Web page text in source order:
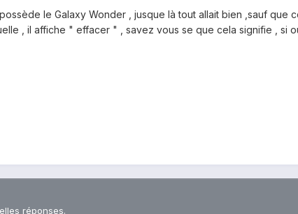
le Galaxy Wonder , jusque là tout allait bien ,sauf que
, il affiche " effacer " , savez vous se que cela signifie , si
réponses.